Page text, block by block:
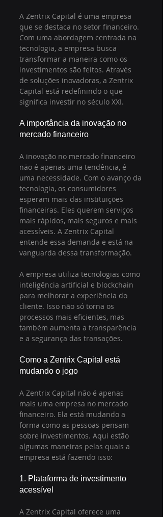
A Zentrix Capital é uma empresa
que se destaca no setor financeiro.
Com uma abordagem centrada na
tecnologia, a empresa busca
transformar a maneira como os
investimentos são feitos. Através
de soluções inovadoras, a Zentrix
Capital está redefinindo o que
significa investir no século XXI.
A importância da inovação no
mercado financeiro
A inovação no mercado financeiro
não é apenas uma tendência, é
uma necessidade. Com o avanço da
tecnologia, os consumidores
esperam mais das instituições
financeiras. Eles querem serviços
mais rápidos, mais seguros e mais
acessíveis. A Zentrix Capital
entende essa demanda e está na
vanguarda dessa transformação.
A empresa utiliza tecnologias como
inteligência artificial e blockchain
para melhorar a experiência do
cliente. Isso não só torna os
processos mais eficientes, mas
também aumenta a transparência
e a segurança das transações.
Como a Zentrix Capital está
mudando o jogo
A Zentrix Capital não é apenas
mais uma empresa no mercado
financeiro. Ela está mudando a
forma como as pessoas pensam
sobre investimentos. Aqui estão
algumas maneiras pelas quais a
empresa está fazendo isso:
1. Plataforma de investimento
acessível
A Zentrix Capital oferece uma